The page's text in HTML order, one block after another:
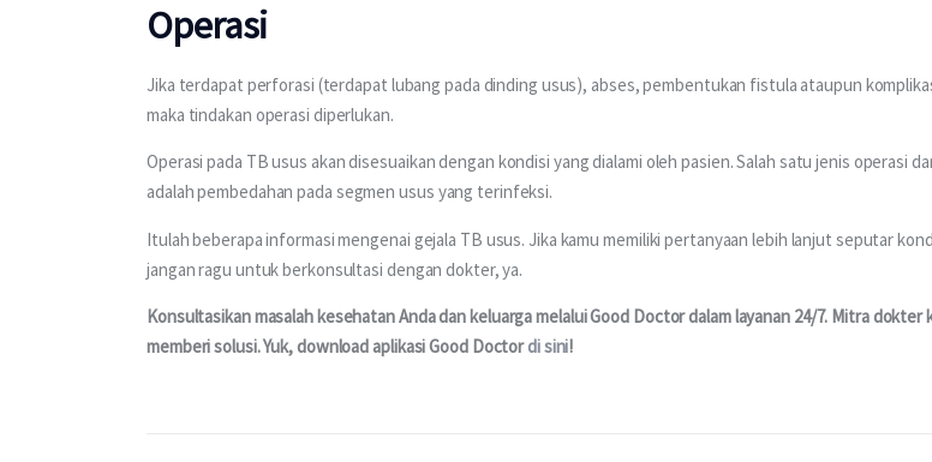
Operasi
Jika terdapat perforasi (terdapat lubang pada dinding usus), abses, pembentukan fistula ataupun
maka tindakan operasi diperlukan.
Operasi pada TB usus akan disesuaikan dengan kondisi yang dialami oleh pasien. Salah satu jenis operasi
adalah pembedahan pada segmen usus yang terinfeksi.
Itulah beberapa informasi mengenai gejala TB usus. Jika kamu memiliki pertanyaan lebih lanjut seputar
jangan ragu untuk berkonsultasi dengan dokter, ya.
Konsultasikan masalah kesehatan Anda dan keluarga melalui Good Doctor dalam layanan 24/7. Mitra dokter
memberi solusi. Yuk, download aplikasi Good Doctor di sini!